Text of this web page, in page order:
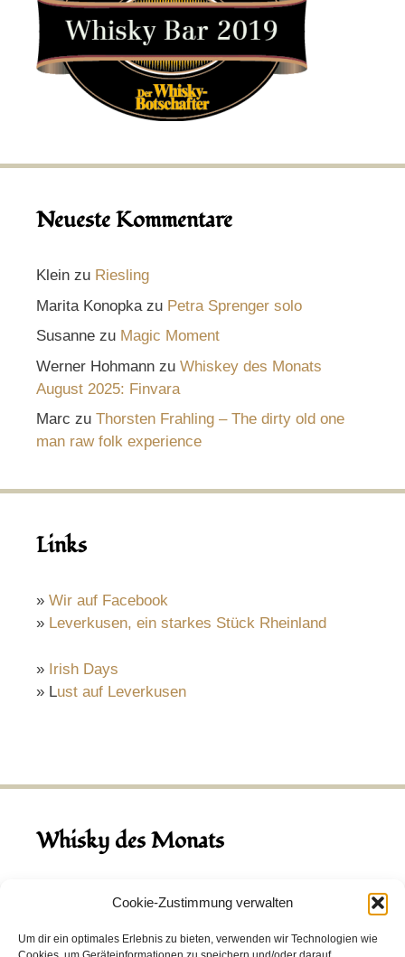
Cookie-Zustimmung verwalten
Um dir ein optimales Erlebnis zu bieten, verwenden wir Technologien wie
Neueste Kommentare
Klein zu Riesling
Marita Konopka zu Petra Sprenger solo
Susanne zu Magic Moment
Werner Hohmann zu Whiskey des Monats
August 2025: Finvara
Marc zu Thorsten Frahling – The dirty old one
man raw folk experience
Links
» Wir auf Facebook
» Leverkusen, ein starkes Stück Rheinland
» Irish Days
» Lust auf Leverkusen
Whisky des Monats
August 2026
Hinch Double Wood